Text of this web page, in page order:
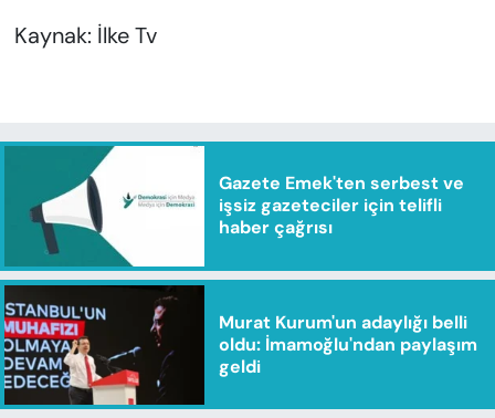
Kaynak: İlke Tv
Gazete Emek'ten serbest ve
işsiz gazeteciler için telifli
haber çağrısı
Murat Kurum'un adaylığı belli
oldu: İmamoğlu'ndan paylaşım
geldi